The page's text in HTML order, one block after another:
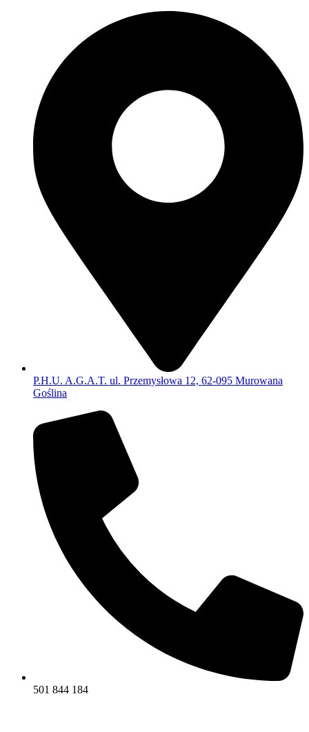
P.H.U. A.G.A.T. ul. Przemysłowa 12, 62-095 Murowana
Goślina
501 844 184